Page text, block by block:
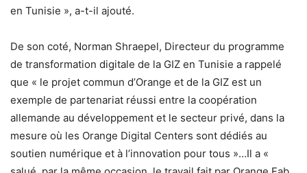
en Tunisie », a-t-il ajouté.
De son coté, Norman Shraepel, Directeur du programme
de transformation digitale de la GIZ en Tunisie a rappelé
que « le projet commun d’Orange et de la GIZ est un
exemple de partenariat réussi entre la coopération
allemande au développement et le secteur privé, dans la
mesure où les Orange Digital Centers sont dédiés au
soutien numérique et à l’innovation pour tous »…Il a «